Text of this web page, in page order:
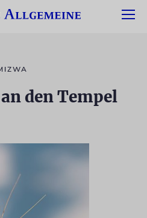
den Tempel